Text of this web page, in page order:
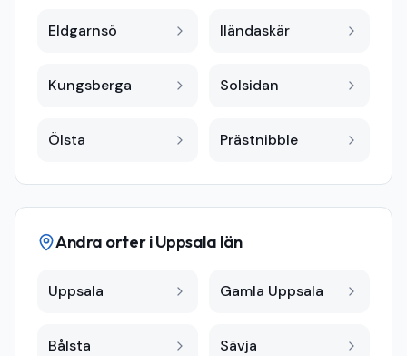
Eldgarnsö Iländaskär
Kungsberga Solsidan
Ölsta Prästnibble
Andra orter iUppsala län
Uppsala Gamla Uppsala
Bålsta Sävja